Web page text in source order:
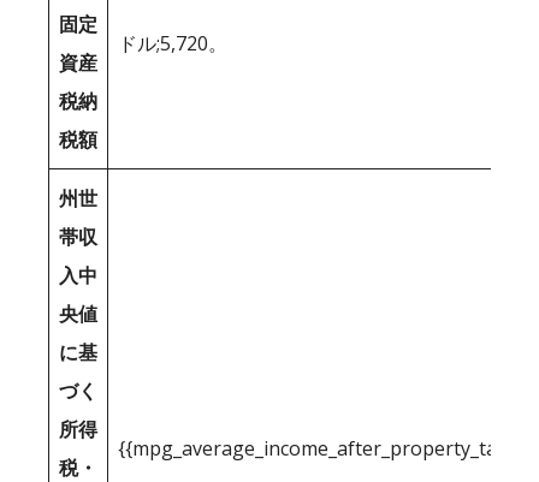
固定
資産
税納
税額
ドル;5,720。
州世
帯収
入中
央値
に基
づく
所得
税・